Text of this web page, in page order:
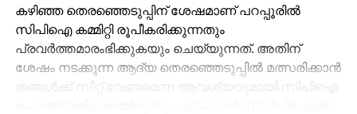
കഴിഞ്ഞ തെരഞ്ഞെടുപ്പിന് ശേഷമാണ് പറപ്പൂരില്‍
സിപിഐ കമ്മിറ്റി രൂപീകരിക്കുന്നതും
പ്രവര്‍ത്തമാരംഭിക്കുകയും ചെയ്യുന്നത്. അതിന്
ശേഷം നടക്കുന്ന ആദ്യ തെരഞ്ഞെടുപ്പില്‍ മത്സരിക്കാന്‍
തങ്ങള്‍ക്ക് സീറ്റ് വേണമെന്ന ആവശ്യവുമായി സിപിഐ